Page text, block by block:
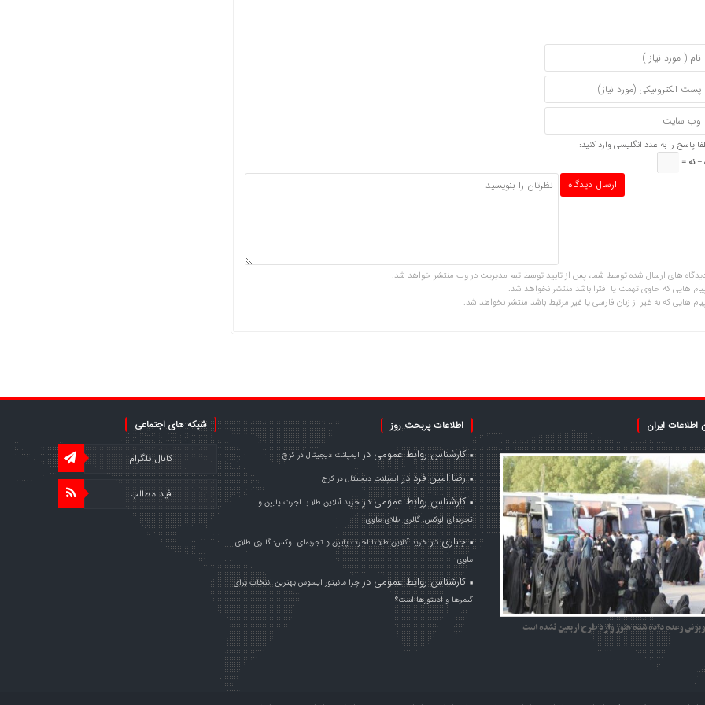
پاسخ را به عدد انگلیسی وارد کنید:
− نه =
های ارسال شده توسط شما، پس از تایید توسط تیم مدیریت در وب منتشر خواهد شد.
هایی که حاوی تهمت یا افترا باشد منتشر نخواهد شد.
هایی که به غیر از زبان فارسی یا غیر مرتبط باشد منتشر نخواهد شد.
اطلاعات ایران اطلاعات پربحث روز
کارشناس روابط عمومی در ایمپلنت دیجیتال در کرج
رضا امین فرددرایمپلنت دیجیتال در کرج
کارشناس روابط عمومیدرخرید آنلاین طلا با اجرت پایین و
تجربه‌ای لوکس: گالری طلای ماوی
جباریدرخرید آنلاین طلا با اجرت پایین و تجربه‌ای لوکس: گالری طلای
ماوی
کارشناس روابط عمومی درچرا مانیتور ایسوس بهترین انتخاب برای
گیمرها و ادیتورها است؟
شبکه های اجتماعی
کانال تلگرام
فید مطالب